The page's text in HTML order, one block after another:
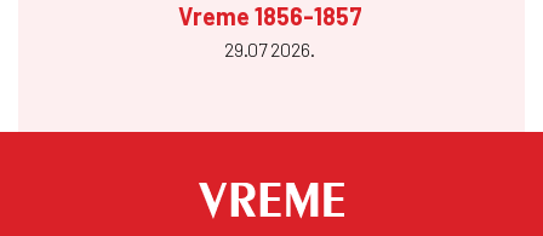
Vreme 1856-1857
29.07 2026.